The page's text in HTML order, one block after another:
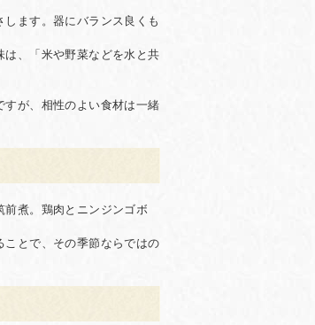
ます。器にバランス良くも
は、「米や野菜などを水と共
が、相性のよい食材は一緒
煮。鶏肉とニンジンゴボ
とで、その季節ならではの